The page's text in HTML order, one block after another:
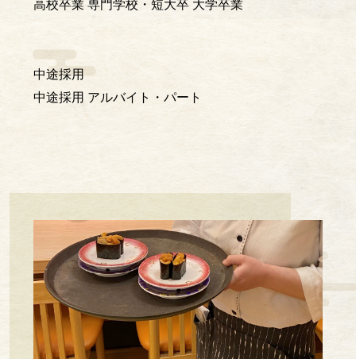
高校卒業 専門学校・短大卒 大学卒業
中途採用
中途採用 アルバイト・パート